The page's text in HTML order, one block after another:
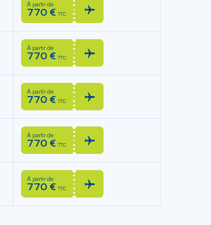
À partir de
770 € TTC
À partir de
770 € TTC
À partir de
770 € TTC
À partir de
770 € TTC
À partir de
770 € TTC